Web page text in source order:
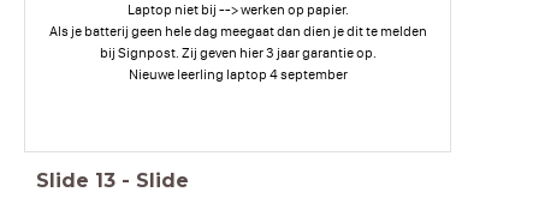
Laptop niet bij --> werken op papier.
Als je batterij geen hele dag meegaat dan dien je dit te melden
bij Signpost. Zij geven hier 3 jaar garantie op.
Nieuwe leerling laptop 4 september
Slide 13 - Slide